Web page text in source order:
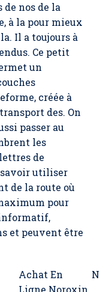
nos de la
à la pour mieux
Il a toujours à
Ce petit
un
créée à
des. On
passer au
les
de
savoir utiliser
de la route où
pour
et peuvent être
Achat En
Ligne Noroxin